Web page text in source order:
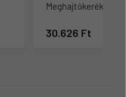
Meghajtókerék
30.626 Ft